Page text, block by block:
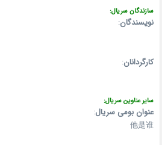
سازندگان سریال:
نویسندگان:
کارگردانان:
سایر عناوین سریال:
عنوان بومی سریال:
他是谁